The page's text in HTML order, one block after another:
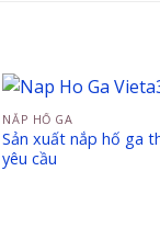
NẮP HỐ GA
Sản xuất nắp hố ga
yêu cầu